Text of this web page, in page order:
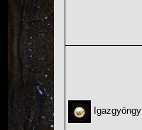
Igazgyöngy